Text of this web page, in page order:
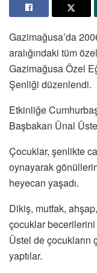
Gazimağusa’da
aralığındaki tüm
Gazimağusa Özel
Şenliği düzenlendi.
Etkinliğe
Başbakan Ünal
Çocuklar, şenlikte
oynayarak
heyecan yaşadı.
Dikiş, mutfak,
çocuklar
Üstel de çocukların
yaptılar.